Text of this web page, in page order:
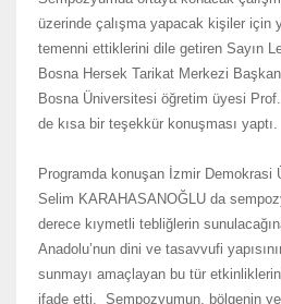
üzerinde çalışma yapacak kişiler için
temenni ettiklerini dile getiren Sayın
Bosna Hersek Tarikat Merkezi
Bosna Üniversitesi öğretim üyesi
de kısa bir teşekkür konuşması yaptı.
Programda konuşan İzmir Demokrasi
Selim KARAHASANOĞLU da
derece kıymetli tebliğlerin
Anadolu’nun dini ve tasavvufi
sunmayı amaçlayan bu tür etkinliklerin
ifade etti. Sempozyumun, bölgenin